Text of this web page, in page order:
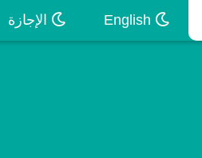
الإجازة